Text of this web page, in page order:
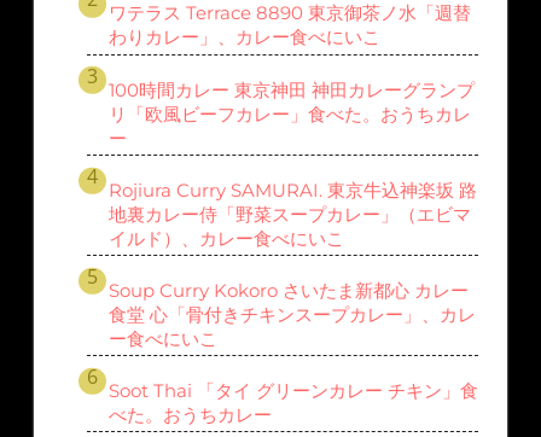
ワテラス Terrace 8890 東京御茶ノ水「週替
わりカレー」、カレー食べにいこ
100時間カレー 東京神田 神田カレーグランプ
リ「欧風ビーフカレー」食べた。おうちカレ
ー
Rojiura Curry SAMURAI. 東京牛込神楽坂 路
地裏カレー侍「野菜スープカレー」（エビマ
イルド）、カレー食べにいこ
Soup Curry Kokoro さいたま新都心 カレー
食堂 心「骨付きチキンスープカレー」、カレ
ー食べにいこ
Soot Thai 「タイ グリーンカレー チキン」食
べた。おうちカレー